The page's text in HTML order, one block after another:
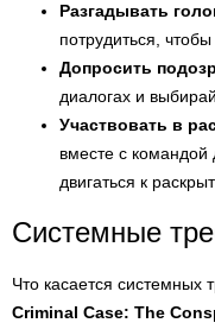
Разгадывать
потрудиться,
Допросить
диалогах и
Участвовать в
вместе с командой
двигаться к
Системные
Что касается системных
Criminal Case: The